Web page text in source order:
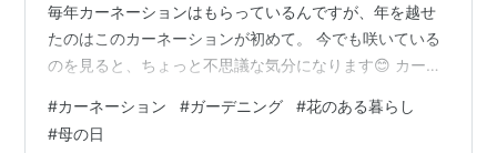
毎年カーネーションはもらっているんですが、年を越せ
たのはこのカーネーションが初めて。 今でも咲いている
のを見ると、ちょっと不思議な気分になります😊 カーネ
期になると、毎年葉っぱが白っぽく粉を吹いたような状
態になることがあるんです。 梅雨の影響なのかもしれま
#カーネーション #ガーデニング #花のある暮らし
#母の日